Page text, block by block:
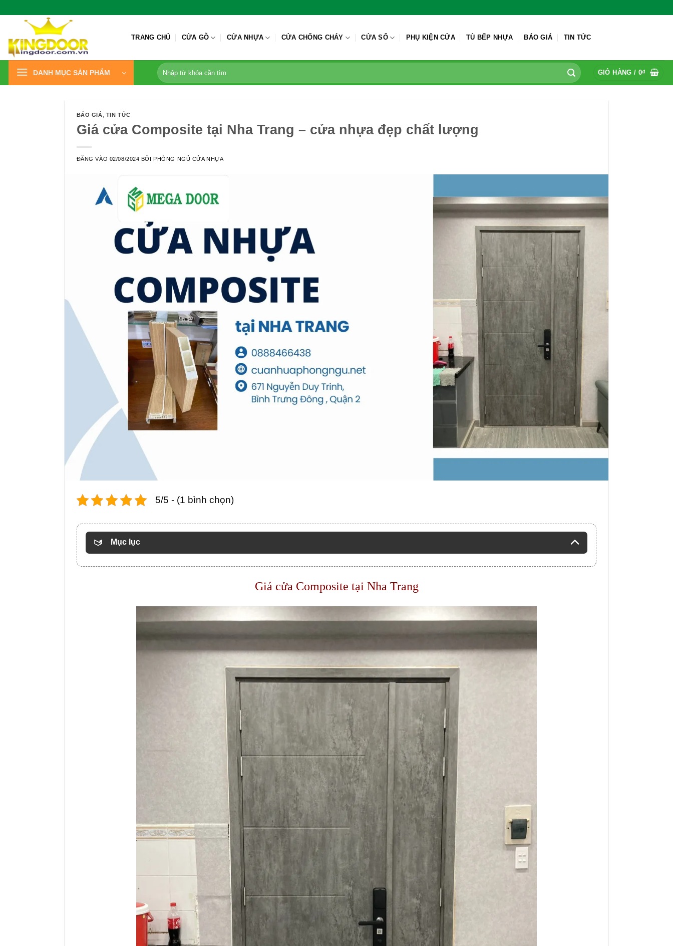
dung
TRANG CHỦ CỬA GỖ CỬA NHỰA CỬA CHỐNG CHÁY CỬA SỔ PHỤ KIỆN CỬA TỦ BẾP NHỰA BÁO GIÁ TIN TỨC
DANH MỤC SẢN PHẨM
Tìm
kiếm:
GIỎ HÀNG / 0₫
BÁO GIÁ, TIN TỨC
Giá cửa Composite tại Nha Trang – cửa nhựa đẹp chất lượng
ĐĂNG VÀO 02/08/2024 BỞIPHÒNG NGỦ CỬA NHỰA
5/5 - (1 bình chọn)
Mục lục
Giá cửa Composite tại Nha Trang